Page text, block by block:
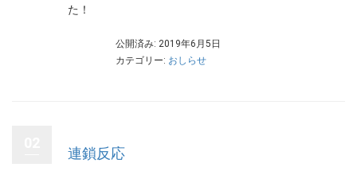
た！
公開済み: 2019年6月5日
カテゴリー: おしらせ
連鎖反応